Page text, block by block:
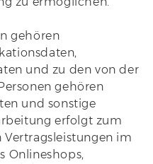
gehören
und zu den von der
gehören
und sonstige
erfolgt zum
im
Onlineshops,